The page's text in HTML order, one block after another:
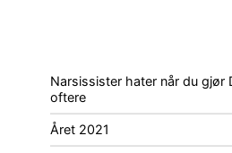
Narsissister hater når du gjør
oftere
Året 2021